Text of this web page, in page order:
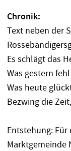
Chronik:
Text neben der
Es schlägt das
Was gestern
Was heute
Bezwing die
Entstehung: Für
Marktgemeinde